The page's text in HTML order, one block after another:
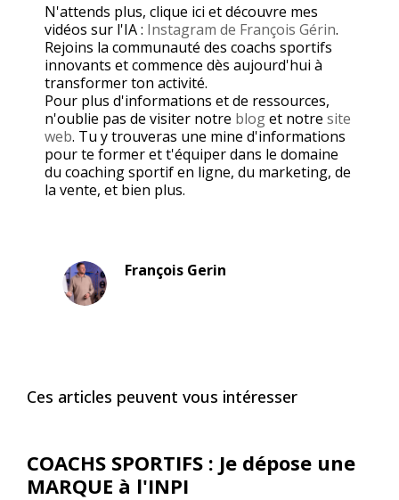
N'attends plus, clique ici et découvre mes
vidéos sur l'IA : Instagram de François Gérin.
Rejoins la communauté des coachs sportifs
innovants et commence dès aujourd'hui à
transformer ton activité.
Pour plus d'informations et de ressources,
n'oublie pas de visiter notre bloget notre site
web. Tu y trouveras une mine d'informations
pour te former et t'équiper dans le domaine
du coaching sportif en ligne, du marketing, de
la vente, et bien plus.
François Gerin
Ces articles peuvent vous intéresser
COACHS SPORTIFS : Je dépose une
MARQUE à l'INPI